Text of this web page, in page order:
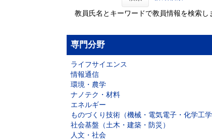
教員氏名とキーワードで教員情報を検索し
専門分野
ライフサイエンス
情報通信
環境・農学
ナノテク・材料
エネルギー
ものづくり技術（機械・電気電子・化学工学
社会基盤（土木・建築・防災）
人文・社会